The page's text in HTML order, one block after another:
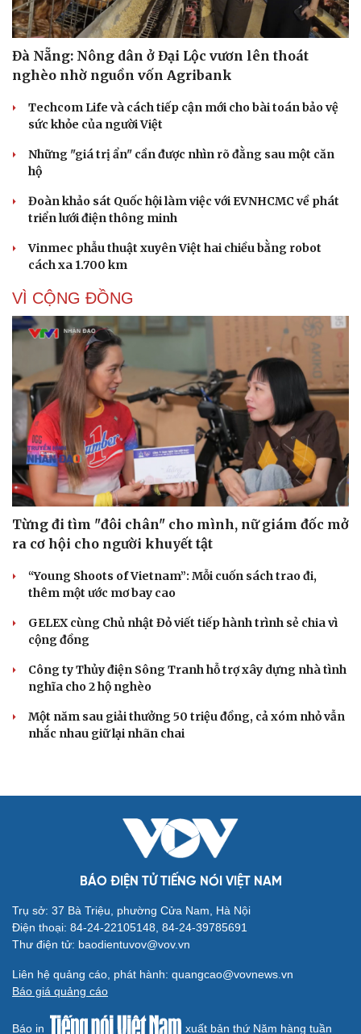
Đà Nẵng: Nông dân ở Đại Lộc vươn lên thoát
nghèo nhờ nguồn vốn Agribank
Techcom Life và cách tiếp cận mới cho bài toán bảo vệ
sức khỏe của người Việt
Những "giá trị ẩn" cần được nhìn rõ đằng sau một căn
hộ
Đoàn khảo sát Quốc hội làm việc với EVNHCMC về phát
triển lưới điện thông minh
Vinmec phẫu thuật xuyên Việt hai chiều bằng robot
cách xa 1.700 km
VÌ CỘNG ĐỒNG
Từng đi tìm "đôi chân" cho mình, nữ giám đốc mở
ra cơ hội cho người khuyết tật
“Young Shoots of Vietnam”: Mỗi cuốn sách trao đi,
thêm một ước mơ bay cao
GELEX cùng Chủ nhật Đỏ viết tiếp hành trình sẻ chia vì
cộng đồng
Công ty Thủy điện Sông Tranh hỗ trợ xây dựng nhà tình
nghĩa cho 2 hộ nghèo
Một năm sau giải thưởng 50 triệu đồng, cả xóm nhỏ vẫn
nhắc nhau giữ lại nhãn chai
BÁO ĐIỆN TỬ TIẾNG NÓI VIỆT NAM
Trụ sở: 37 Bà Triệu, phường Cửa Nam, Hà Nội
Điện thoại: 84-24-22105148, 84-24-39785691
Thư điện tử: baodientuvov@vov.vn
Liên hệ quảng cáo, phát hành: quangcao@vovnews.vn
Báo giá quảng cáo
Báo in xuất bản thứ Năm hàng tuần